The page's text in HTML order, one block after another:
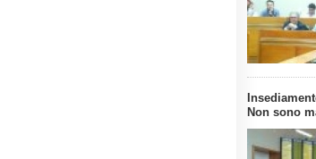
Non sono